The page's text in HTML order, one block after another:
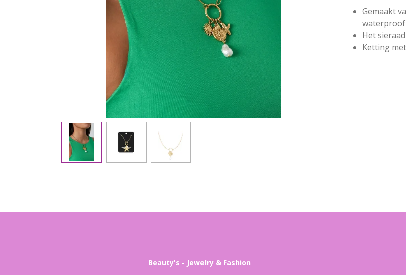
Gemaakt
waterproof
Het
Ketting
Beauty's - Jewelry & Fashion